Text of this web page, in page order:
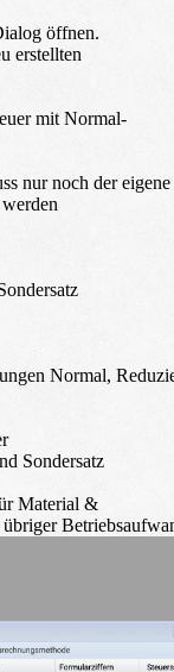
öffnen.
erstellten
mit Normal-
nur noch der eigene
ondersatz
Normal, R
Sondersatz
Material &